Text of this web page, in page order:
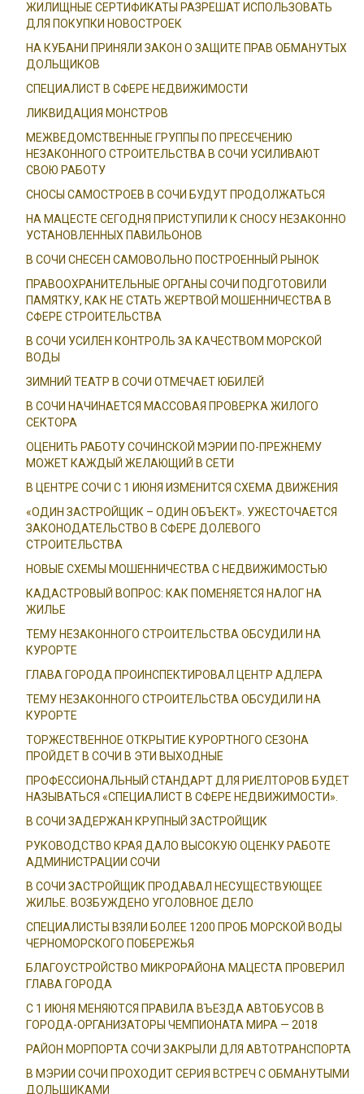
ЖИЛИЩНЫЕ СЕРТИФИКАТЫ РАЗРЕШАТ ИСПОЛЬЗОВАТЬ
ДЛЯ ПОКУПКИ НОВОСТРОЕК
НА КУБАНИ ПРИНЯЛИ ЗАКОН О ЗАЩИТЕ ПРАВ ОБМАНУТЫХ
ДОЛЬЩИКОВ
СПЕЦИАЛИСТ В СФЕРЕ НЕДВИЖИМОСТИ
ЛИКВИДАЦИЯ МОНСТРОВ
МЕЖВЕДОМСТВЕННЫЕ ГРУППЫ ПО ПРЕСЕЧЕНИЮ
НЕЗАКОННОГО СТРОИТЕЛЬСТВА В СОЧИ УСИЛИВАЮТ
СВОЮ РАБОТУ
СНОСЫ САМОСТРОЕВ В СОЧИ БУДУТ ПРОДОЛЖАТЬСЯ
НА МАЦЕСТЕ СЕГОДНЯ ПРИСТУПИЛИ К СНОСУ НЕЗАКОННО
УСТАНОВЛЕННЫХ ПАВИЛЬОНОВ
В СОЧИ СНЕСЕН САМОВОЛЬНО ПОСТРОЕННЫЙ РЫНОК
ПРАВООХРАНИТЕЛЬНЫЕ ОРГАНЫ СОЧИ ПОДГОТОВИЛИ
ПАМЯТКУ, КАК НЕ СТАТЬ ЖЕРТВОЙ МОШЕННИЧЕСТВА В
СФЕРЕ СТРОИТЕЛЬСТВА
В СОЧИ УСИЛЕН КОНТРОЛЬ ЗА КАЧЕСТВОМ МОРСКОЙ
ВОДЫ
ЗИМНИЙ ТЕАТР В СОЧИ ОТМЕЧАЕТ ЮБИЛЕЙ
В СОЧИ НАЧИНАЕТСЯ МАССОВАЯ ПРОВЕРКА ЖИЛОГО
СЕКТОРА
ОЦЕНИТЬ РАБОТУ СОЧИНСКОЙ МЭРИИ ПО-ПРЕЖНЕМУ
МОЖЕТ КАЖДЫЙ ЖЕЛАЮЩИЙ В СЕТИ
В ЦЕНТРЕ СОЧИ С 1 ИЮНЯ ИЗМЕНИТСЯ СХЕМА ДВИЖЕНИЯ
«ОДИН ЗАСТРОЙЩИК – ОДИН ОБЪЕКТ». УЖЕСТОЧАЕТСЯ
ЗАКОНОДАТЕЛЬСТВО В СФЕРЕ ДОЛЕВОГО
СТРОИТЕЛЬСТВА
НОВЫЕ СХЕМЫ МОШЕННИЧЕСТВА С НЕДВИЖИМОСТЬЮ
КАДАСТРОВЫЙ ВОПРОС: КАК ПОМЕНЯЕТСЯ НАЛОГ НА
ЖИЛЬЕ
ТЕМУ НЕЗАКОННОГО СТРОИТЕЛЬСТВА ОБСУДИЛИ НА
КУРОРТЕ
ГЛАВА ГОРОДА ПРОИНСПЕКТИРОВАЛ ЦЕНТР АДЛЕРА
ТЕМУ НЕЗАКОННОГО СТРОИТЕЛЬСТВА ОБСУДИЛИ НА
КУРОРТЕ
ТОРЖЕСТВЕННОЕ ОТКРЫТИЕ КУРОРТНОГО СЕЗОНА
ПРОЙДЕТ В СОЧИ В ЭТИ ВЫХОДНЫЕ
ПРОФЕССИОНАЛЬНЫЙ СТАНДАРТ ДЛЯ РИЕЛТОРОВ БУДЕТ
НАЗЫВАТЬСЯ «СПЕЦИАЛИСТ В СФЕРЕ НЕДВИЖИМОСТИ».
В СОЧИ ЗАДЕРЖАН КРУПНЫЙ ЗАСТРОЙЩИК
РУКОВОДСТВО КРАЯ ДАЛО ВЫСОКУЮ ОЦЕНКУ РАБОТЕ
АДМИНИСТРАЦИИ СОЧИ
В СОЧИ ЗАСТРОЙЩИК ПРОДАВАЛ НЕСУЩЕСТВУЮЩЕЕ
ЖИЛЬЕ. ВОЗБУЖДЕНО УГОЛОВНОЕ ДЕЛО
СПЕЦИАЛИСТЫ ВЗЯЛИ БОЛЕЕ 1200 ПРОБ МОРСКОЙ ВОДЫ
ЧЕРНОМОРСКОГО ПОБЕРЕЖЬЯ
БЛАГОУСТРОЙСТВО МИКРОРАЙОНА МАЦЕСТА ПРОВЕРИЛ
ГЛАВА ГОРОДА
С 1 ИЮНЯ МЕНЯЮТСЯ ПРАВИЛА ВЪЕЗДА АВТОБУСОВ В
ГОРОДА-ОРГАНИЗАТОРЫ ЧЕМПИОНАТА МИРА — 2018
РАЙОН МОРПОРТА СОЧИ ЗАКРЫЛИ ДЛЯ АВТОТРАНСПОРТА
В МЭРИИ СОЧИ ПРОХОДИТ СЕРИЯ ВСТРЕЧ С ОБМАНУТЫМИ
ДОЛЬЩИКАМИ